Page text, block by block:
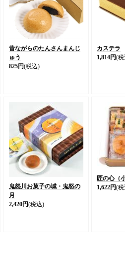
昔ながらのたんさんまんじ
ゅう
825円(税込)
カステラ
1,814円(
鬼怒川お菓子の城・鬼怒の
月
2,420円(税込)
匠の心（小
1,622円(